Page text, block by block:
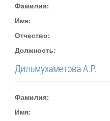
Фамилия:
Имя:
Отчество:
Должность:
Дильмухаметова А.Р.
Фамилия:
Имя: